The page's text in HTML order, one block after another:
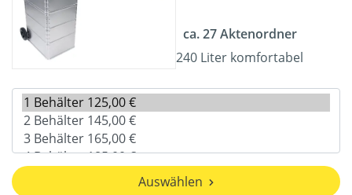
ca. 27 Aktenordner
240 Liter komfortabel
Auswählen